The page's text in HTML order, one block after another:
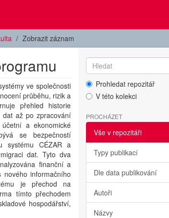
Zobrazit záznam
ve společnosti
průběhu, rizik a
přehled historie
až po zpracování
a ekonomické
se bezpečností
systému CÉZAR a
dat. Tyto dva
finanční a
informačního
je přechod na
tímto přechodem
hospodářství,
Prohledat repozitář
V této kolekci
PROCHÁZET
Vše v repozitáři
Typy publikací
Dle data publikování
Autoři
Názvy